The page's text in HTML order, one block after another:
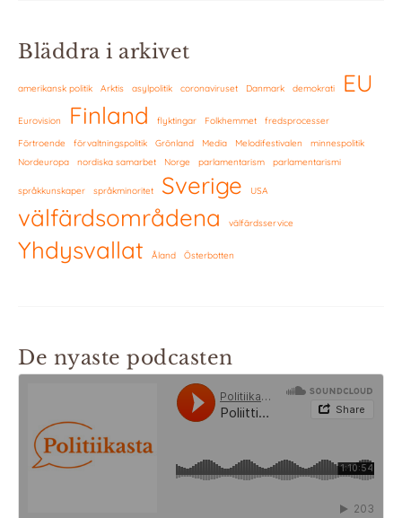
Bläddra i arkivet
amerikansk politik Arktis asylpolitik coronaviruset Danmark demokrati EU
Eurovision Finland flyktingar Folkhemmet
fredsprocesser
Förtroende
förvaltningspolitik Grönland Media Melodifestivalen
minnespolitik
Nordeuropa
nordiska samarbet Norge parlamentarism parlamentarismi
språkkunskaper språkminoritet Sverige USA
välfärdsområdena välfärdsservice
Yhdysvallat Åland Österbotten
De nyaste podcasten